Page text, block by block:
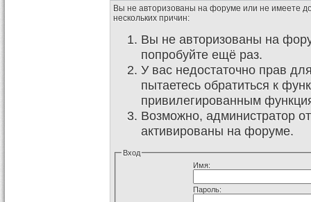
Вы не авторизованы на форуме или не имеете
нескольких причин:
Вы не авторизованы на
попробуйте ещё раз.
У вас недостаточно прав
пытаетесь обратиться к
привилегированным
Возможно, администратор
активированы на форуме.
Вход
Имя:
Пароль: